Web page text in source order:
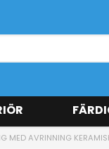
MED AVRINNING